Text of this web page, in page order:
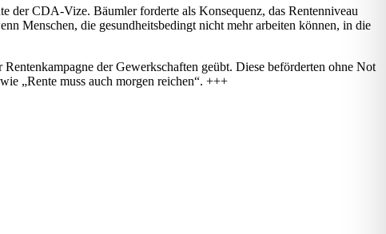
der CDA-Vize. Bäumler forderte als Konsequenz, das Rentenniveau
Menschen, die gesundheitsbedingt nicht mehr arbeiten können, in die
der Gewerkschaften geübt. Diese beförderten ohne Not
„Rente muss auch morgen reichen“. +++